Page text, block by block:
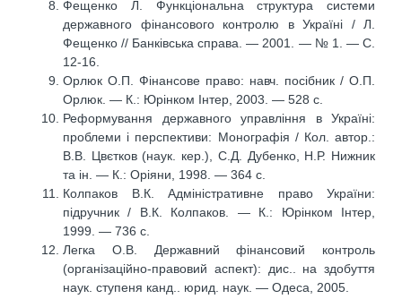
Фещенко Л. Функціональна структура системи
державного фінансового контролю в Україні / Л.
Фещенко // Банківська справа. — 2001. — № 1. — С.
12-16.
Орлюк О.П. Фінансове право: навч. посібник / О.П.
Орлюк. — К.: Юрінком Інтер, 2003. — 528 с.
Реформування державного управління в Україні:
проблеми і перспективи: Монографія / Кол. автор.:
В.В. Цвєтков (наук. кер.), С.Д. Дубенко, Н.Р. Нижник
та ін. — К.: Оріяни, 1998. — 364 с.
Колпаков В.К. Адміністративне право України:
підручник / В.К. Колпаков. — К.: Юрінком Інтер,
1999. — 736 с.
Легка О.В. Державний фінансовий контроль
(організаційно-правовий аспект): дис.. на здобуття
наук. ступеня канд.. юрид. наук. — Одеса, 2005.